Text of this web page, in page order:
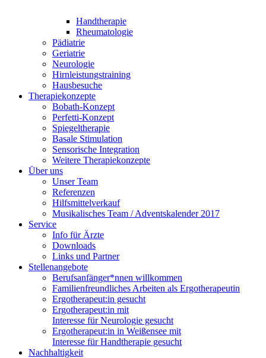
Handtherapie
Rheumatologie
Pädiatrie
Geriatrie
Neurologie
Hirnleistungstraining
Hausbesuche
Therapiekonzepte
Bobath-Konzept
Perfetti-Konzept
Spiegeltherapie
Basale Stimulation
Sensorische Integration
Weitere Therapiekonzepte
Über uns
Unser Team
Referenzen
Hilfsmittelverkauf
Musikalisches Team / Adventskalender 2017
Service
Info für Ärzte
Downloads
Links und Partner
Stellenangebote
Berufsanfänger*nnen willkommen
Familienfreundliches Arbeiten als Ergotherapeutin
Ergotherapeut:in gesucht
Ergotherapeut:in mit
Interesse für Neurologie gesucht
Ergotherapeut:in in Weißensee mit
Interesse für Handtherapie gesucht
Nachhaltigkeit